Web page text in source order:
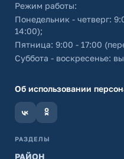
Режим работы:
Понедельник - четверг:
14:00);
Пятница: 9:00 - 17:00
Суббота - воскресенье:
Об использовании
РАЗДЕЛЫ
РАЙОН